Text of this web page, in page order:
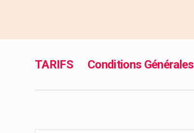
TARIFS Conditions Générales